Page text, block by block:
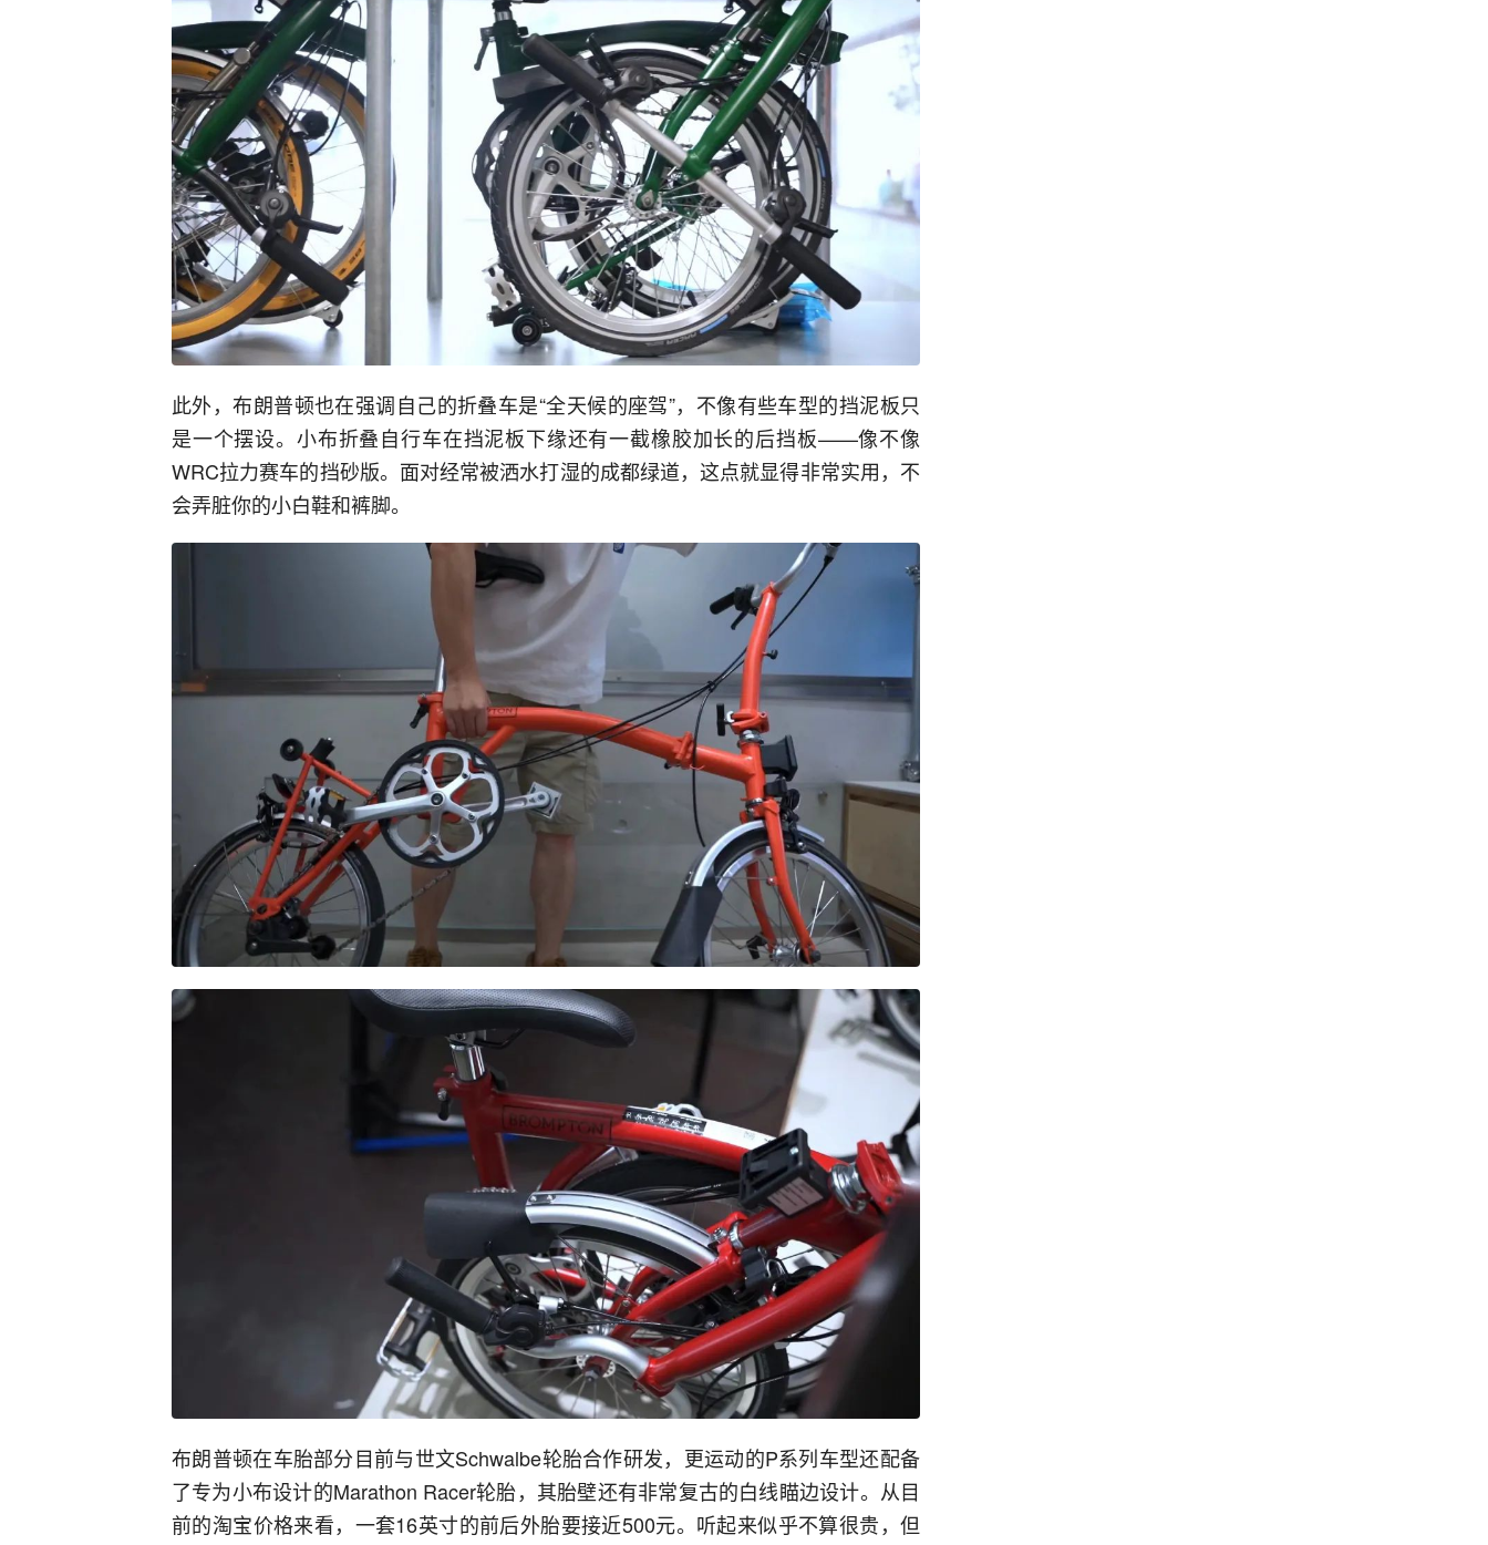
此外，布朗普顿也在强调自己的折叠车是“全天候的座驾”，不像有些车型的挡泥板只
是一个摆设。小布折叠自行车在挡泥板下缘还有一截橡胶加长的后挡板——像不像
WRC拉力赛车的挡砂版。面对经常被洒水打湿的成都绿道，这点就显得非常实用，不
会弄脏你的小白鞋和裤脚。
布朗普顿在车胎部分目前与世文Schwalbe轮胎合作研发，更运动的P系列车型还配备
了专为小布设计的Marathon Racer轮胎，其胎壁还有非常复古的白线瞄边设计。从目
前的淘宝价格来看，一套16英寸的前后外胎要接近500元。听起来似乎不算很贵，但